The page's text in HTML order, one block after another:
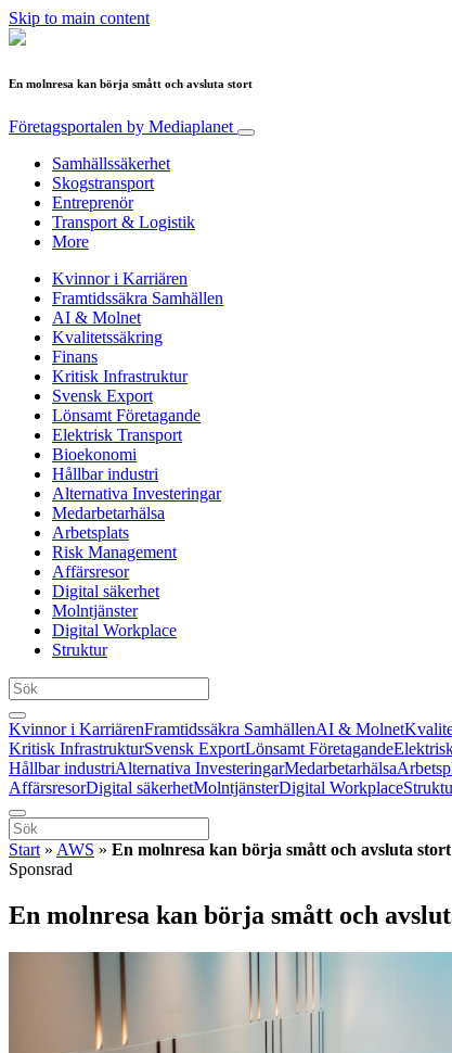
Skip to main content
En molnresa kan börja smått och avsluta stort
Företagsportalen by Mediaplanet
Samhällssäkerhet
Skogstransport
Entreprenör
Transport & Logistik
More
Kvinnor i Karriären
Framtidssäkra Samhällen
AI & Molnet
Kvalitetssäkring
Finans
Kritisk Infrastruktur
Svensk Export
Lönsamt Företagande
Elektrisk Transport
Bioekonomi
Hållbar industri
Alternativa Investeringar
Medarbetarhälsa
Arbetsplats
Risk Management
Affärsresor
Digital säkerhet
Molntjänster
Digital Workplace
Struktur
Kvinnor i KarriärenFramtidssäkra SamhällenAI & Molnet
Kritisk InfrastrukturSvensk ExportLönsamt Företagande
Hållbar industriAlternativa InvesteringarMedarbetarhälsa
AffärsresorDigital säkerhetMolntjänsterDigital Workplace
Start » AWS » En molnresa kan börja smått och avsluta stort
Sponsrad
En molnresa kan börja smått och